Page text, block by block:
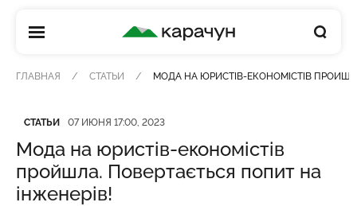
КАРАЧУН
ГЛАВНАЯ СТАТЬИ МОДА НА ЮРИСТІВ-ЕКОНОМІСТІВ
Категория
СТАТЬИ
Дата публикации
07 ИЮНЯ 17:00, 2023
Мода на юристів-економістів
пройшла. Повертається попит на
інженерів!